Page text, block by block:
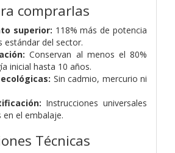
comprarlas
superior: 118% más de potencia
estándar del sector.
Conservan al menos el 80%
inicial hasta 10 años.
Sin cadmio, mercurio ni
Instrucciones universales
en el embalaje.
Técnicas